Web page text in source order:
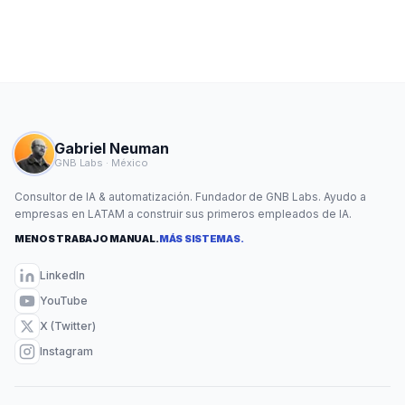
Gabriel Neuman
GNB Labs · México
Consultor de IA & automatización. Fundador de GNB Labs. Ayudo a
empresas en LATAM a construir sus primeros empleados de IA.
MENOS TRABAJO MANUAL.MÁS SISTEMAS.
LinkedIn
YouTube
X (Twitter)
Instagram